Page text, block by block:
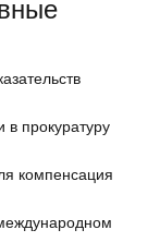
в прокуратуру
компенсация